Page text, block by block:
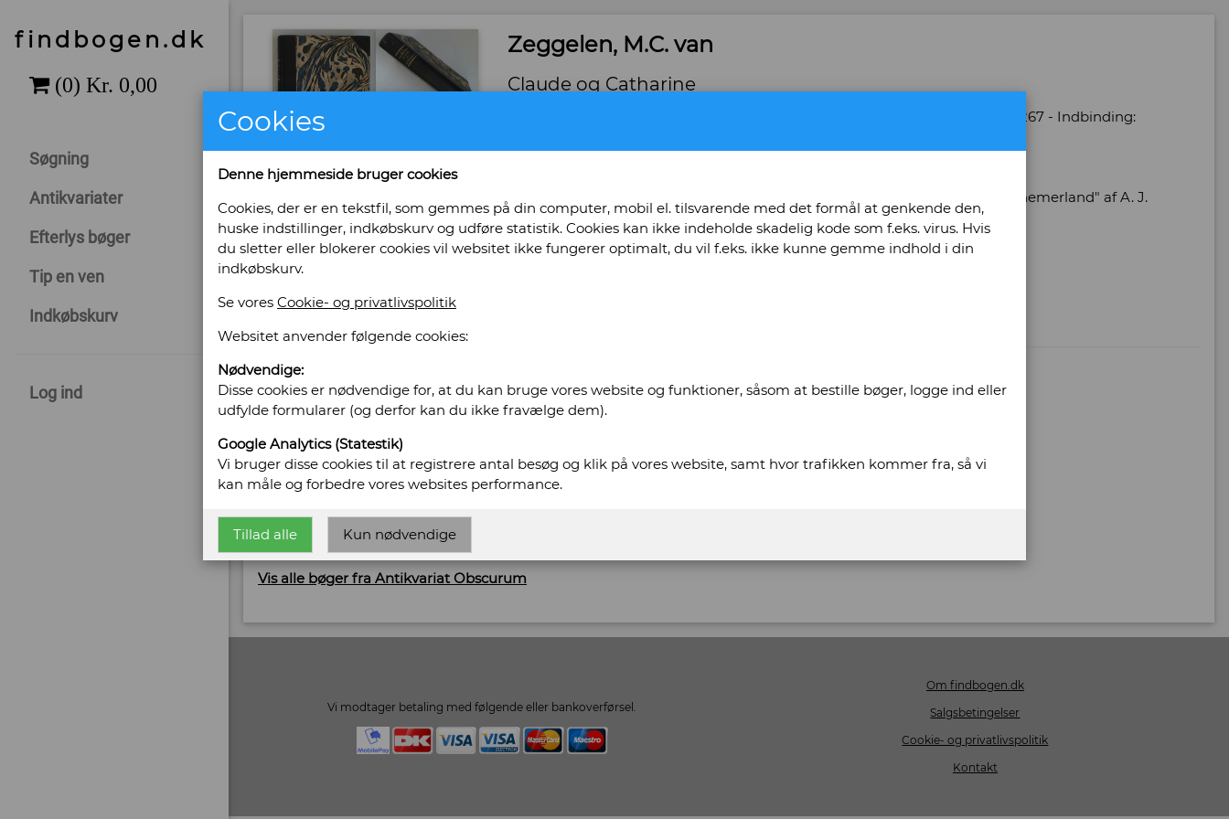
findbogen.dk
Søgning
Antikvariater
Efterlys bøger
Tip en ven
Indkøbskurv
Log ind
Zeggelen, M.C. van
Claude og Catharine
Forlag: Rasmus Navers Forlag - Udgivet år: 1944 - Antal bind: 1 - Antal sider: 267 - Indbinding:
Kærlighedsroman fra det 18. aarhundrede. Oversat efter "Een Liefde in Kennemerland" af A. J.
Valeton Kjeldgaard.
Pris: Kr. 155,00
Sælges af: Antikvariat Obscurum
Gl. Vejlevej 10
7400 Herning
Telefonnr: +45 2062 6574
CVR/SE: 37177377
Hjemmeside:www.obscurum.dk
Email:
pernille@obscurum.dk
Vis alle bøger fra Antikvariat Obscurum
Vi modtager betaling med følgende eller bankoverførsel.
Om findbogen.dk
Salgsbetingelser
Cookie- og privatlivspolitik
Kontakt
Cookies
Denne hjemmeside bruger cookies
Cookies, der er en tekstfil, som gemmes på din computer, mobil el. tilsvarende med det formål at genkende den,
huske indstillinger, indkøbskurv og udføre statistik. Cookies kan ikke indeholde skadelig kode som f.eks. virus. Hvis
du sletter eller blokerer cookies vil websitet ikke fungerer optimalt, du vil f.eks. ikke kunne gemme indhold i din
indkøbskurv.
Se vores Cookie- og privatlivspolitik
Websitet anvender følgende cookies:
Nødvendige:
Disse cookies er nødvendige for, at du kan bruge vores website og funktioner, såsom at bestille bøger, logge ind eller
udfylde formularer (og derfor kan du ikke fravælge dem).
Google Analytics (Statestik)
Vi bruger disse cookies til at registrere antal besøg og klik på vores website, samt hvor trafikken kommer fra, så vi
kan måle og forbedre vores websites performance.
Tillad alle Kun nødvendige